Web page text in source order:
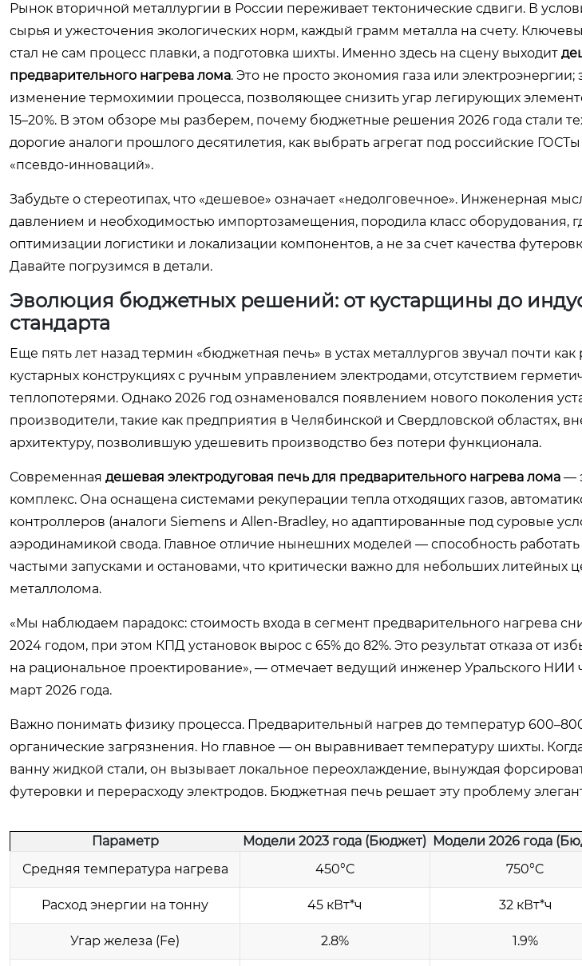
Рынок вторичной металлургии в России переживает тектонические сдвиги. В
сырья и ужесточения экологических норм, каждый грамм металла на счету.
стал не сам процесс плавки, а подготовка шихты. Именно здесь на сцену выходит
предварительного нагрева лома. Это не просто экономия газа или
изменение термохимии процесса, позволяющее снизить угар легирующих
15–20%. В этом обзоре мы разберем, почему бюджетные решения 2026 года стали
дорогие аналоги прошлого десятилетия, как выбрать агрегат под российские
«псевдо-инноваций».
Забудьте о стереотипах, что «дешевое» означает «недолговечное». Инженерная
давлением и необходимостью импортозамещения, породила класс оборудования,
оптимизации логистики и локализации компонентов, а не за счет качества
Давайте погрузимся в детали.
Эволюция бюджетных решений: от кустарщины до
стандарта
Еще пять лет назад термин «бюджетная печь» в устах металлургов звучал почти как
кустарных конструкциях с ручным управлением электродами, отсутствием
теплопотерями. Однако 2026 год ознаменовался появлением нового поколения
производители, такие как предприятия в Челябинской и Свердловской областях,
архитектуру, позволившую удешевить производство без потери функционала.
Современная дешевая электродуговая печь для предварительного нагрева лома —
комплекс. Она оснащена системами рекуперации тепла отходящих газов,
контроллеров (аналоги Siemens и Allen-Bradley, но адаптированные под суровые
аэродинамикой свода. Главное отличие нынешних моделей — способность
частыми запусками и остановами, что критически важно для небольших литейных
металлолома.
«Мы наблюдаем парадокс: стоимость входа в сегмент предварительного нагрева
2024 годом, при этом КПД установок вырос с 65% до 82%. Это результат отказа от
на рациональное проектирование», — отмечает ведущий инженер Уральского НИИ
март 2026 года.
Важно понимать физику процесса. Предварительный нагрев до температур
органические загрязнения. Но главное — он выравнивает температуру шихты.
ванну жидкой стали, он вызывает локальное переохлаждение, вынуждая
футеровки и перерасходу электродов. Бюджетная печь решает эту проблему
Параметр Модели 2023 года (Бюджет) Модели 2026 года
Средняя температура нагрева
450°C 750°C
Расход энергии на тонну 45 кВт*ч 32 кВт*ч
Угар железа (Fe) 2.8% 1.9%